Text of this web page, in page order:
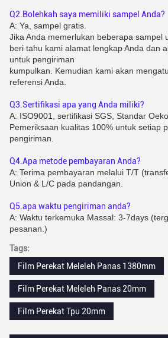
Q2.Bolehkah saya memiliki sampel Anda?
A: Ya, sampel gratis.
Jika Anda memerlukan beberapa sampel
beri tahu kami alamat lengkap Anda dan
untuk pengiriman
kumpulkan. Kemudian kami akan
referensi Anda.
Q3.Sertifikasi apa yang Anda miliki?
A: ISO9001, sertifikasi SGS, Standar
Pemeriksaan kualitas 100% untuk setiap
pengiriman.
Q4.Apa metode pembayaran Anda?
A: Terima pembayaran melalui T/T
Union & L/C pada pandangan.
Q5.apa waktu pengiriman anda?
A: Waktu terkemuka Massal: 3-7days
pesanan.)
Tags:
Film Perekat Meleleh Panas 1380mm
Film Perekat Meleleh Panas 20mm
Film Perekat Tpu 20mm